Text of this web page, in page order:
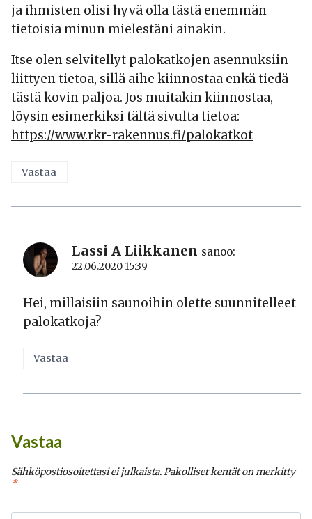
ja ihmisten olisi hyvä olla tästä enemmän
tietoisia minun mielestäni ainakin.
Itse olen selvitellyt palokatkojen asennuksiin
liittyen tietoa, sillä aihe kiinnostaa enkä tiedä
tästä kovin paljoa. Jos muitakin kiinnostaa,
löysin esimerkiksi tältä sivulta tietoa:
https://www.rkr-rakennus.fi/palokatkot
Vastaa
Lassi A Liikkanen sanoo:
22.06.2020 15:39
Hei, millaisiin saunoihin olette suunnitelleet
palokatkoja?
Vastaa
Vastaa
Sähköpostiosoitettasi ei julkaista.Pakolliset kentät on merkitty
*